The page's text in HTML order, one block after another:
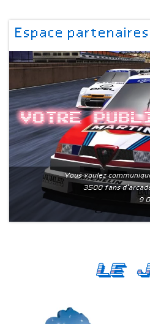
Espace partenaires
Votre
Vous voulez
3500 fans
9
Le